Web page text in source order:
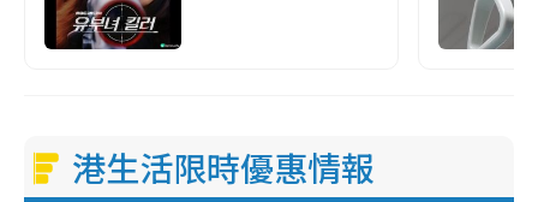
港生活限時優惠情報